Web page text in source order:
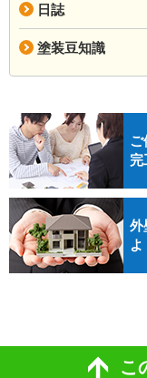
日誌
塗装豆知識
ご
完
外
こ